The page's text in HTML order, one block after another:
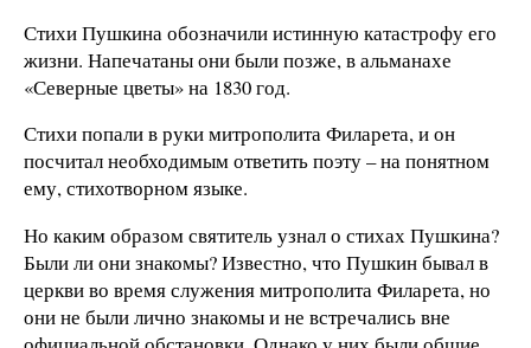
Стихи Пушкина обозначили истинную катастрофу его
жизни. Напечатаны они были позже, в альманахе
«Северные цветы» на 1830 год.
Стихи попали в руки митрополита Филарета, и он
посчитал необходимым ответить поэту – на понятном
ему, стихотворном языке.
Но каким образом святитель узнал о стихах Пушкина?
Были ли они знакомы? Известно, что Пушкин бывал в
церкви во время служения митрополита Филарета, но
они не были лично знакомы и не встречались вне